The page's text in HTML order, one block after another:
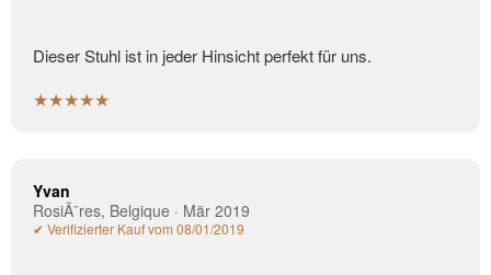
Dieser Stuhl ist in jeder Hinsicht perfekt für uns.
★★★★★
Yvan
RosiÃ¨res, Belgique · Mär 2019
✔ Verifizierter Kauf vom 08/01/2019